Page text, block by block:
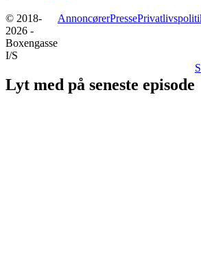
© 2018-
2026 -
Boxengasse
I/S
AnnoncørerPresse
Lyt med på seneste episode